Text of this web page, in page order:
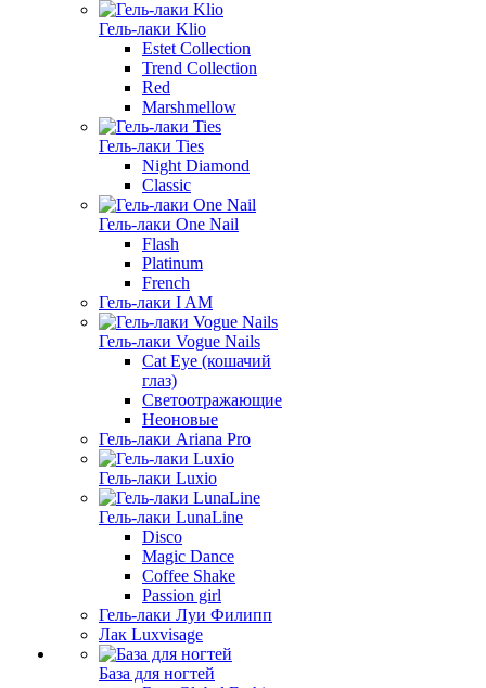
Гель-лаки Klio
Estet Collection
Trend Collection
Red
Marshmellow
Гель-лаки Ties
Night Diamond
Classic
Гель-лаки One Nail
Flash
Platinum
French
Гель-лаки I AM
Гель-лаки Vogue Nails
Cat Eye (кошачий
глаз)
Светоотражающие
Неоновые
Гель-лаки Ariana Pro
Гель-лаки Luxio
Гель-лаки LunaLine
Disco
Magic Dance
Coffee Shake
Passion girl
Гель-лаки Луи Филипп
Лак Luxvisage
База для ногтей